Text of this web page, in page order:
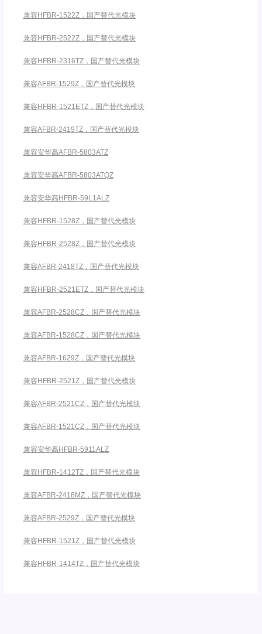
兼容HFBR-1522Z，国产替代光模块
兼容HFBR-2522Z，国产替代光模块
兼容HFBR-2316TZ，国产替代光模块
兼容AFBR-1529Z，国产替代光模块
兼容HFBR-1521ETZ，国产替代光模块
兼容AFBR-2419TZ，国产替代光模块
兼容安华高AFBR-5803ATZ
兼容安华高AFBR-5803ATQZ
兼容安华高HFBR-59L1ALZ
兼容HFBR-1528Z，国产替代光模块
兼容HFBR-2528Z，国产替代光模块
兼容AFBR-2418TZ，国产替代光模块
兼容HFBR-2521ETZ，国产替代光模块
兼容AFBR-2528CZ，国产替代光模块
兼容AFBR-1528CZ，国产替代光模块
兼容AFBR-1629Z，国产替代光模块
兼容HFBR-2521Z，国产替代光模块
兼容AFBR-2521CZ，国产替代光模块
兼容AFBR-1521CZ，国产替代光模块
兼容安华高HFBR-5911ALZ
兼容HFBR-1412TZ，国产替代光模块
兼容AFBR-2418MZ，国产替代光模块
兼容AFBR-2529Z，国产替代光模块
兼容HFBR-1521Z，国产替代光模块
兼容HFBR-1414TZ，国产替代光模块